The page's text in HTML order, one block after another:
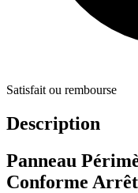
Satisfait ou rembourse
Description
Panneau
Conforme